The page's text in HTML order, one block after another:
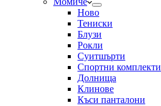
Ново
Тениски
Блузи
Рокли
Суитшърти
Спортни комплекти
Долнища
Клинове
Къси панталони